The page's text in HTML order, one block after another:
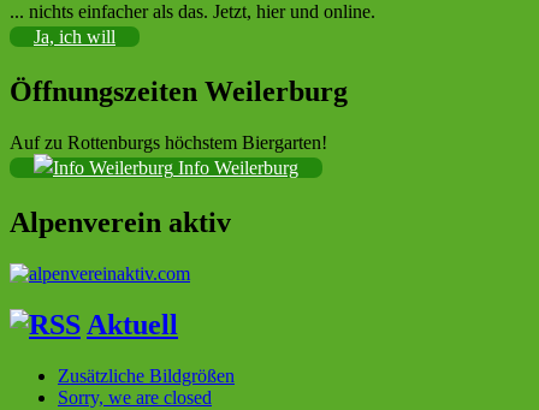
... nichts einfacher als das. Jetzt, hier und online.
Ja, ich will
Öffnungszeiten Weilerburg
Auf zu Rottenburgs höchstem Biergarten!
Info Weilerburg
Alpenverein aktiv
Aktuell
Zusätzliche Bildgrößen
Sorry, we are closed